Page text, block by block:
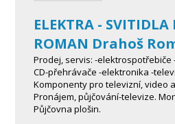
ELEKTRA - SVITIDLA
ROMAN Drahoš
Prodej, servis: -
CD-přehrávače -elektronika -
Komponenty pro televizní, video
Pronájem, půjčování-televize.
Půjčovna plošin.